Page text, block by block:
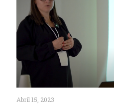
Abril 15, 2023